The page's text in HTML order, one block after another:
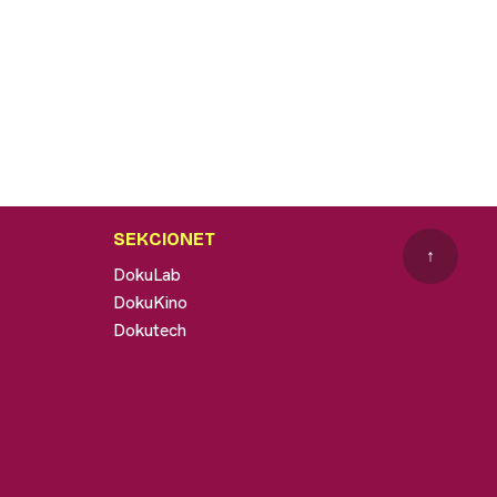
SEKCIONET
DokuLab
DokuKino
Dokutech
↑